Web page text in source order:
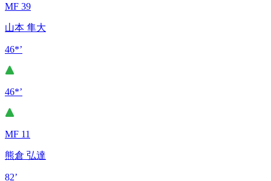
MF 39
山本 隼大
46*’
46*’
MF 11
熊倉 弘達
82’